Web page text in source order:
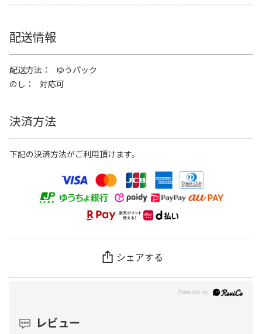
配送情報
配送方法
ゆうパック
のし
対応可
決済方法
下記の決済方法がご利用頂けます。
シェアする
レビュー